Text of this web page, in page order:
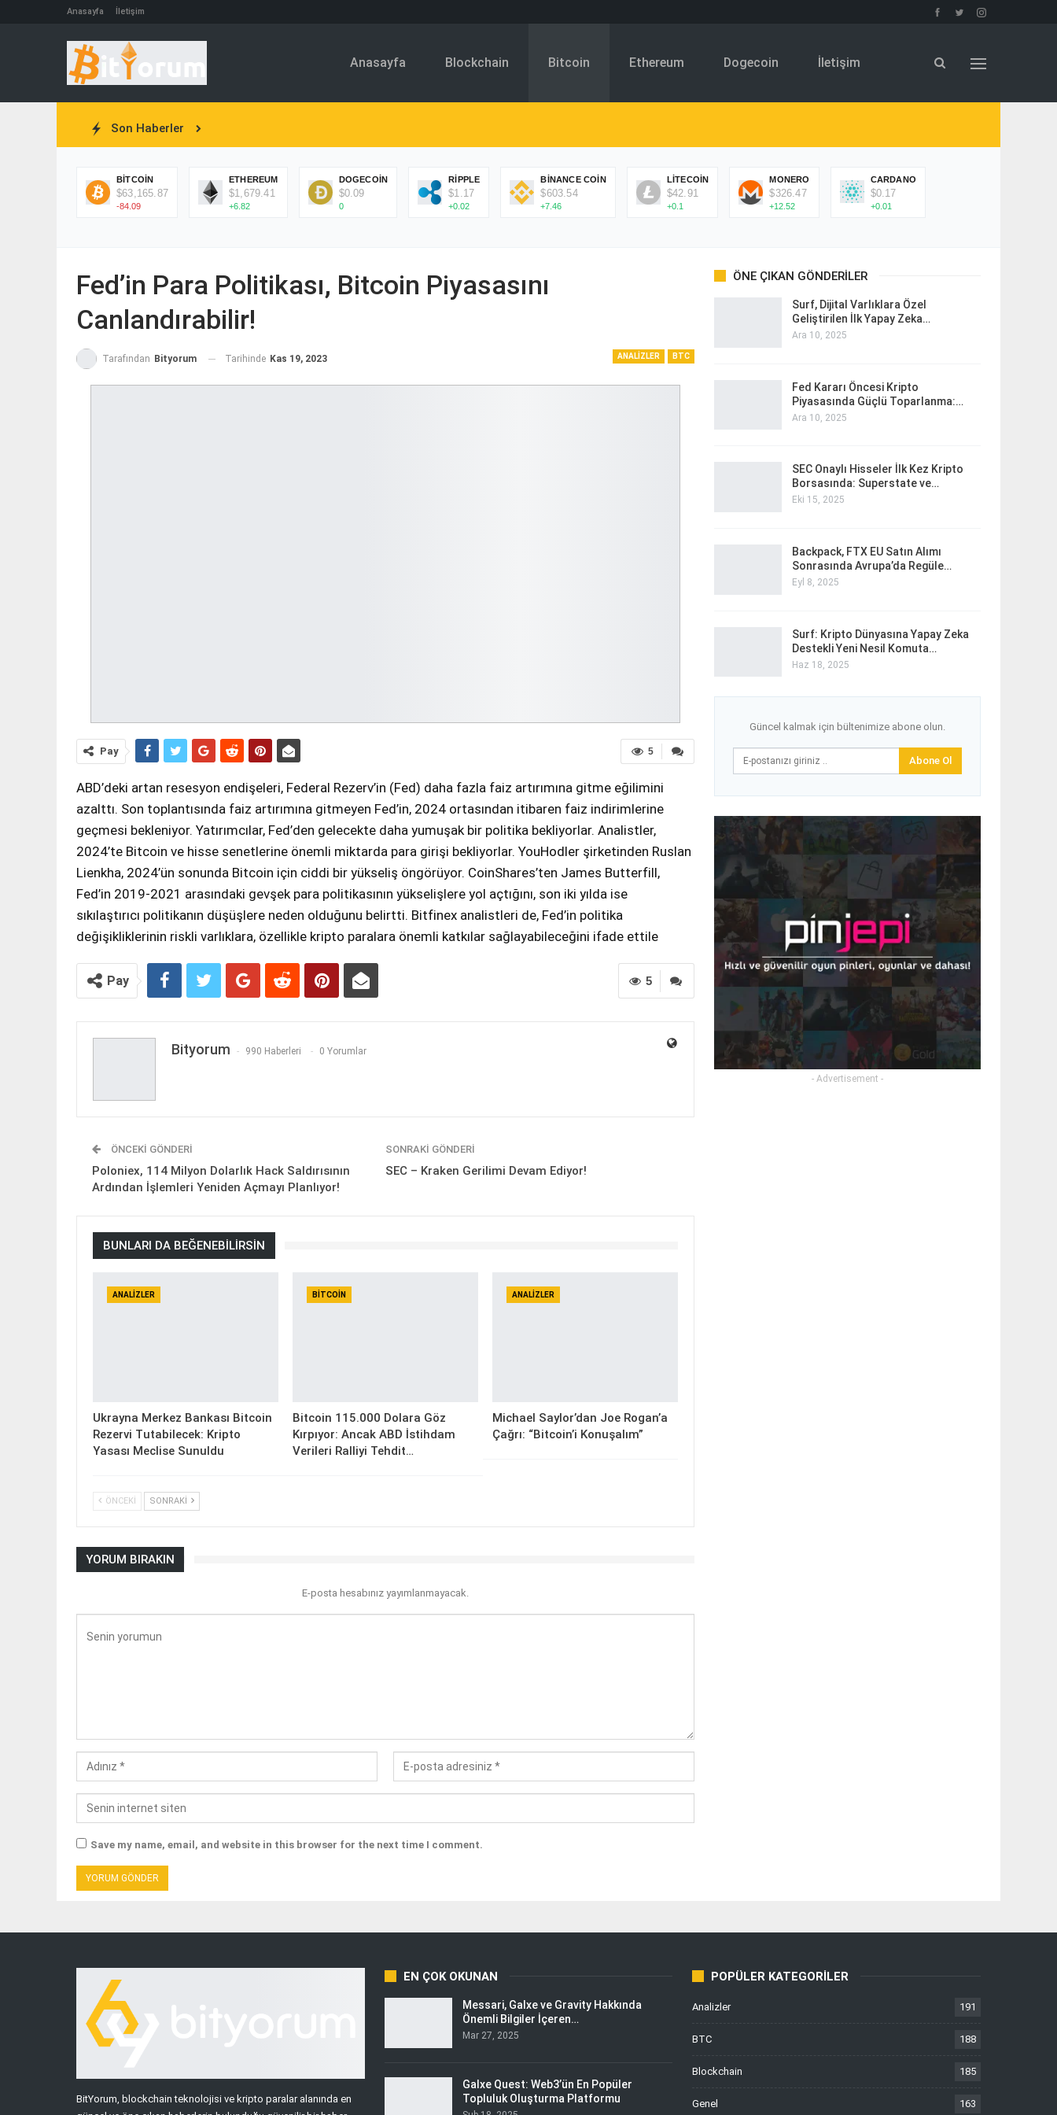
Anasayfa İletişim
Anasayfa Blockchain Bitcoin Ethereum Dogecoin İletişim
Son Haberler
BITCOIN
$63,165.87
-84.09
ETHEREUM
$1,679.41
+6.82
DOGECOIN
$0.09
0
RIPPLE
$1.17
+0.02
BINANCE COIN
$603.54
+7.46
LITECOIN
$42.91
+0.1
MONERO
$326.47
+12.52
CARDANO
$0.17
+0.01
Fed’in Para Politikası, Bitcoin Piyasasını
Canlandırabilir!
ANALIZLER BTC
Tarafından Bityorum Tarihinde Kas 19, 2023
5
Pay
ABD’deki artan resesyon endişeleri, Federal Rezerv’in (Fed) daha fazla faiz artırımına gitme eğilimini
azalttı. Son toplantısında faiz artırımına gitmeyen Fed’in, 2024 ortasından itibaren faiz indirimlerine
geçmesi bekleniyor. Yatırımcılar, Fed’den gelecekte daha yumuşak bir politika bekliyorlar. Analistler,
2024’te Bitcoin ve hisse senetlerine önemli miktarda para girişi bekliyorlar. YouHodler şirketinden Ruslan
Lienkha, 2024’ün sonunda Bitcoin için ciddi bir yükseliş öngörüyor. CoinShares’ten James Butterfill,
Fed’in 2019-2021 arasındaki gevşek para politikasının yükselişlere yol açtığını, son iki yılda ise
sıkılaştırıcı politikanın düşüşlere neden olduğunu belirtti. Bitfinex analistleri de, Fed’in politika
değişikliklerinin riskli varlıklara, özellikle kripto paralara önemli katkılar sağlayabileceğini ifade ettile
5
Pay
Bityorum 990 Haberleri 0 Yorumlar
ÖNCEKI GÖNDERI
Poloniex, 114 Milyon Dolarlık Hack Saldırısının
Ardından İşlemleri Yeniden Açmayı Planlıyor!
SONRAKI GÖNDERI
SEC – Kraken Gerilimi Devam Ediyor!
BUNLARI DA BEĞENEBILIRSIN
ANALIZLER
Ukrayna Merkez Bankası Bitcoin
Rezervi Tutabilecek: Kripto
Yasası Meclise Sunuldu
BITCOIN
Bitcoin 115.000 Dolara Göz
Kırpıyor: Ancak ABD İstihdam
Verileri Ralliyi Tehdit…
ANALIZLER
Michael Saylor’dan Joe Rogan’a
Çağrı: “Bitcoin’i Konuşalım”
ÖNCEKI SONRAKI
YORUM BIRAKIN
E-posta hesabınız yayımlanmayacak.
Save my name, email, and website in this browser for the next time I comment.
ÖNE ÇIKAN GÖNDERILER
Surf, Dijital Varlıklara Özel
Geliştirilen İlk Yapay Zeka…
Ara 10, 2025
Fed Kararı Öncesi Kripto
Piyasasında Güçlü Toparlanma:…
Ara 10, 2025
SEC Onaylı Hisseler İlk Kez Kripto
Borsasında: Superstate ve…
Eki 15, 2025
Backpack, FTX EU Satın Alımı
Sonrasında Avrupa’da Regüle…
Eyl 8, 2025
Surf: Kripto Dünyasına Yapay Zeka
Destekli Yeni Nesil Komuta…
Haz 18, 2025
Güncel kalmak için bültenimize abone olun.
Abone Ol
- Advertisement -
BitYorum, blockchain teknolojisi ve kripto paralar alanında en
EN ÇOK OKUNAN
Messari, Galxe ve Gravity Hakkında
Önemli Bilgiler İçeren…
Mar 27, 2025
Galxe Quest: Web3’ün En Popüler
Topluluk Oluşturma Platformu
POPÜLER KATEGORILER
Analizler 191
BTC 188
Blockchain 185
Genel 163